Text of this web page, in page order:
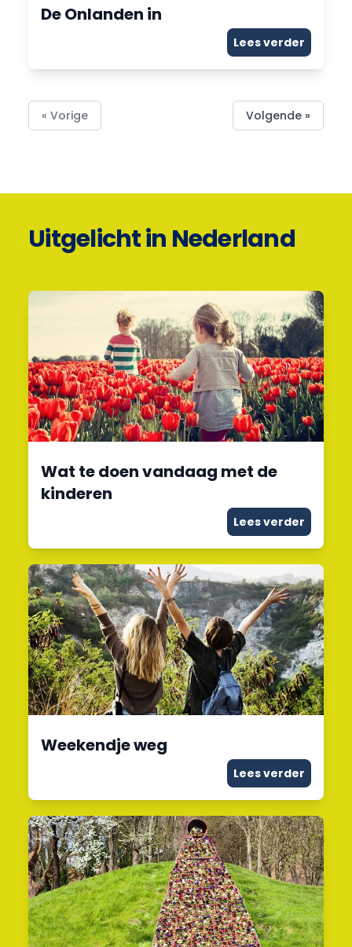
De Onlanden in
Lees verder
« Vorige Volgende »
Uitgelicht in Nederland
Wat te doen vandaag met de
kinderen
Lees verder
Weekendje weg
Lees verder